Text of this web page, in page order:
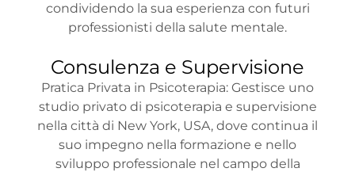
condividendo la sua esperienza con futuri
professionisti della salute mentale.
Consulenza e Supervisione
Pratica Privata in Psicoterapia: Gestisce uno
studio privato di psicoterapia e supervisione
nella città di New York, USA, dove continua il
suo impegno nella formazione e nello
sviluppo professionale nel campo della